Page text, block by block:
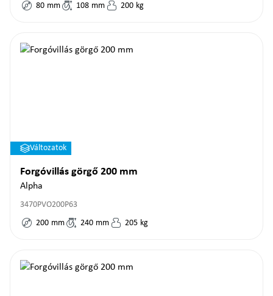
80 mm 108 mm 200 kg
Változatok
Forgóvillás görgő 200 mm
Alpha
3470PVO200P63
200 mm 240 mm 205 kg